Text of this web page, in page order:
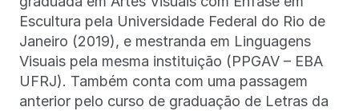
Escultura pela Universidade Federal do Rio de
Janeiro (2019), e mestranda em Linguagens
Visuais pela mesma instituição (PPGAV – EBA
UFRJ). Também conta com uma passagem
anterior pelo curso de graduação de Letras da